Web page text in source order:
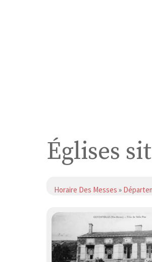
Églises
Horaire Des Messes »